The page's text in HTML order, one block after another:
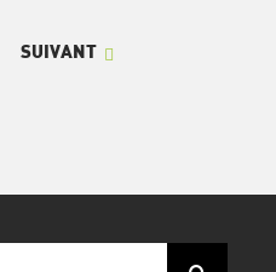
SUIVANT